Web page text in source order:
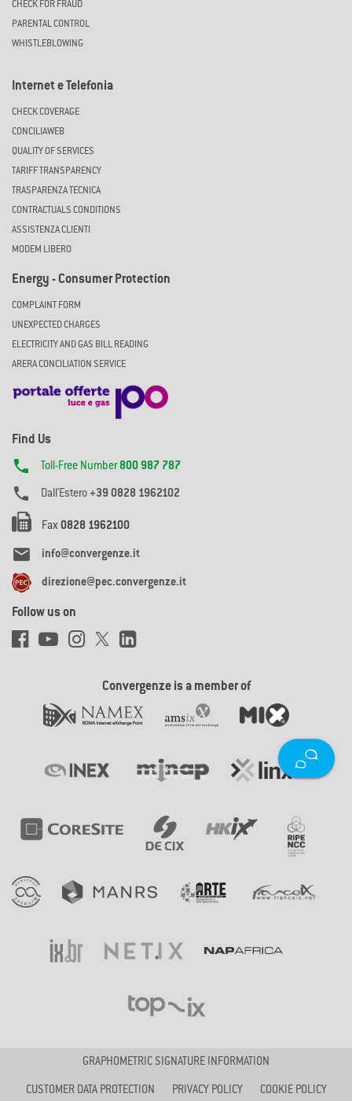
CHECK FOR FRAUD
PARENTAL CONTROL
WHISTLEBLOWING
Internet e Telefonia
CHECK COVERAGE
CONCILIAWEB
QUALITY OF SERVICES
TARIFF TRANSPARENCY
TRASPARENZA TECNICA
CONTRACTUALS CONDITIONS
ASSISTENZA CLIENTI
MODEM LIBERO
Energy - Consumer Protection
COMPLAINT FORM
UNEXPECTED CHARGES
ELECTRICITY AND GAS BILL READING
ARERA CONCILIATION SERVICE
Find Us
 Toll-Free Number800 987 787
 Dall'Estero +39 0828 1962102
Fax 0828 1962100
 info@convergenze.it
direzione@pec.convergenze.it
Follow us on
Convergenze is a member of
GRAPHOMETRIC SIGNATURE INFORMATION
CUSTOMER DATA PROTECTION PRIVACY POLICY COOKIE POLICY